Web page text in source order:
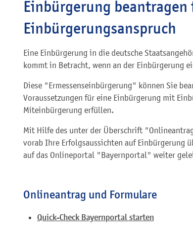
Einbürgerung
Einbürgerungsanspruch
Eine Einbürgerung in die deutsche
kommt in Betracht, wenn an der Einbürgerung
Diese "Ermessenseinbürgerung" können Sie
Voraussetzungen für eine Einbürgerung mit
Miteinbürgerung erfüllen.
Mit Hilfe des unter der Überschrift
vorab Ihre Erfolgsaussichten auf Einbürgerung
auf das Onlineportal "Bayernportal" weiter
Onlineantrag und Formulare
Quick-Check Bayernportal starten